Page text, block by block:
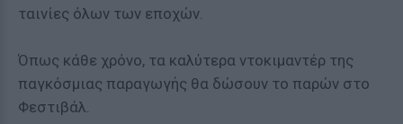
ταινίες όλων των εποχών.
Όπως κάθε χρόνο, τα καλύτερα ντοκιμαντέρ της
παγκόσμιας παραγωγής θα δώσουν το παρών στο
Φεστιβάλ.